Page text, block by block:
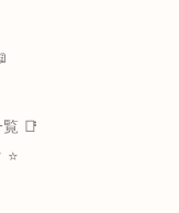
📑
⭐